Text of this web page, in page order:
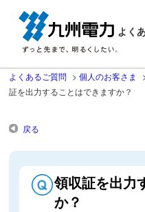
よく
よくあるご質問 >個人のお客さま
証を出力することはできますか？
戻る
領収証を出力
か？